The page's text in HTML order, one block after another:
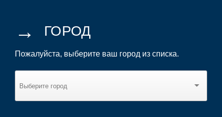
→ ГОРОД
Пожалуйста, выберите ваш город из списка.